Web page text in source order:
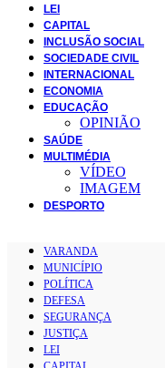
LEI
CAPITAL
INCLUSÃO SOCIAL
SOCIEDADE CIVIL
INTERNACIONAL
ECONOMIA
EDUCAÇÃO
OPINIÃO
SAÚDE
MULTIMÉDIA
VÍDEO
IMAGEM
DESPORTO
VARANDA
MUNICÍPIO
POLÍTICA
DEFESA
SEGURANÇA
JUSTIÇA
LEI